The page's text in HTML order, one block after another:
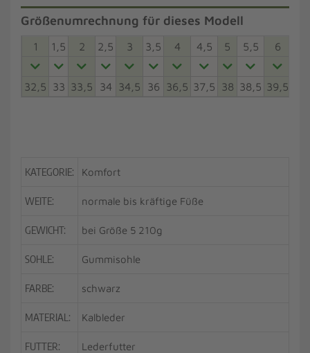
Größenumrechnung für dieses Modell
1 1,5 2 2,5 3 3,5 4 4,5 5 5,5 6
32,5 33 33,5 34 34,5 36 36,5 37,5 38 38,5 39,5
KATEGORIE: Komfort
WEITE: normale bis kräftige Füße
GEWICHT: bei Größe 5 210g
SOHLE: Gummisohle
FARBE: schwarz
MATERIAL: Kalbleder
FUTTER: Lederfutter